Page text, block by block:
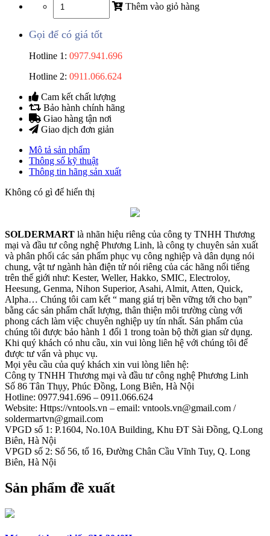
Thêm vào giỏ hàng
Gọi để có giá tốt
Hotline 1: 0977.941.696
Hotline 2: 0911.066.624
Cam kết chất lượng
Bảo hành chính hãng
Giao hàng tận nơi
Giao dịch đơn giản
Mô tả sản phẩm
Thông số kỹ thuật
Thông tin hãng sản xuất
Không có gì để hiển thị
SOLDERMART là nhãn hiệu riêng của công ty TNHH Thương
mại và đầu tư công nghệ Phương Linh, là công ty chuyên sản xuất
và phân phối các sản phẩm phục vụ công nghiệp và dân dụng nói
chung, vật tư ngành hàn điện tử nói riêng của các hãng nổi tiếng
trên thế giới như: Kester, Weller, Hakko, SMIC, Electroloy,
Heesung, Genma, Nihon Superior, Asahi, Almit, Atten, Quick,
Alpha… Chúng tôi cam kết “ mang giá trị bền vững tới cho bạn”
bằng các sản phẩm chất lượng, thân thiện môi trường cùng với
phong cách làm việc chuyên nghiệp uy tín nhất. Sản phẩm của
chúng tôi được bảo hành 1 đổi 1 trong toàn bộ thời gian sử dụng.
Khi quý khách có nhu cầu, xin vui lòng liên hệ với chúng tôi để
được tư vấn và phục vụ.
Mọi yêu cầu của quý khách xin vui lòng liên hệ:
Công ty TNHH Thương mại và đầu tư công nghệ Phương Linh
Số 86 Tân Thụy, Phúc Đồng, Long Biên, Hà Nội
Hotline: 0977.941.696 – 0911.066.624
Website: Https://vntools.vn – email: vntools.vn@gmail.com /
soldermartvn@gmail.com
VPGD số 1: P.1604, No.10A Building, Khu ĐT Sài Đồng, Q.Long
Biên, Hà Nội
VPGD số 2: Số 56, tổ 16, Đường Chân Cầu Vĩnh Tuy, Q. Long
Biên, Hà Nội
Sản phẩm đề xuất